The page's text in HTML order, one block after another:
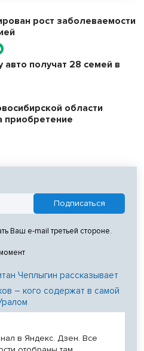
рост заболеваемости
получат 28 семей в
области
приобретение
Ваш e-mail третьей стороне.
Чеплыгин рассказывает
– кого содержат в самой
в Яндекс. Дзен. Все